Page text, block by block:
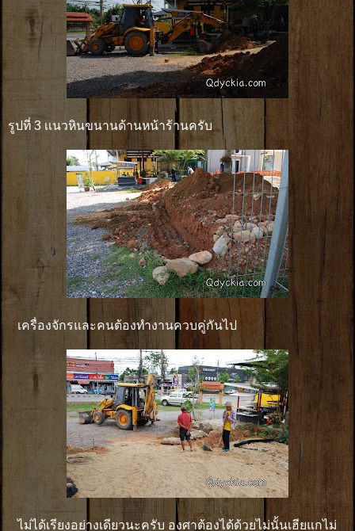
รูปที่ 3 เเนวหินขนานด้านหน้าร้านครับ
เครื่องจักรและคนต้องทำงานควบคู่กันไป
ไม่ได้เรียงอย่างเดียวนะครับ องศาต้องได้ด้วยไม่นั้นเฮียแกไม่